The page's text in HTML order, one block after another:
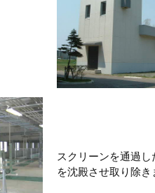
スクリーンを通過
を沈殿させ取り除き